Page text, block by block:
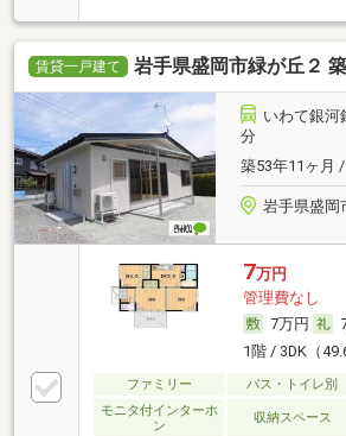
賃貸一戸建て 岩手県盛岡市緑が丘２
いわて銀河
分
築53年11ヶ月
岩手県盛岡
7万円
管理費なし
7万円
1階 / 3DK（
ファミリー バス・トイレ別
モニタ付インターホ
ン
収納スペース